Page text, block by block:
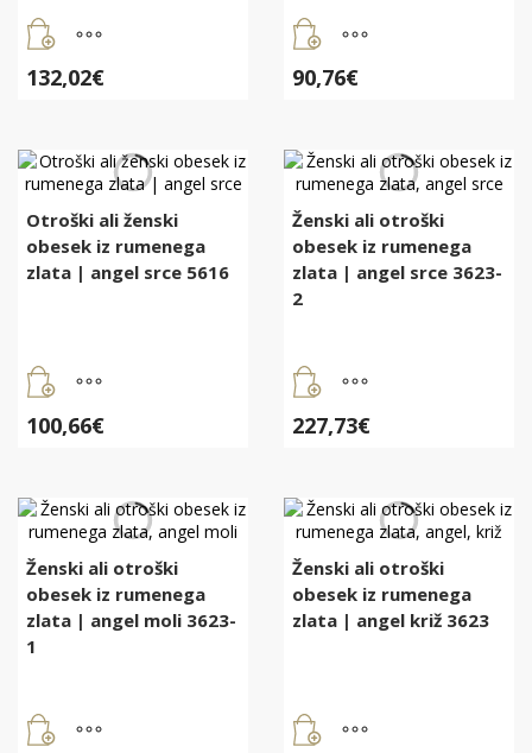
132,02€ 90,76€
Otroški ali ženski
obesek iz rumenega
zlata | angel srce 5616
100,66€
Ženski ali otroški
obesek iz rumenega
zlata | angel srce 3623-
2
227,73€
Ženski ali otroški
obesek iz rumenega
zlata | angel moli 3623-
1
Ženski ali otroški
obesek iz rumenega
zlata | angel križ 3623